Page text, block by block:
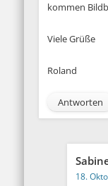
kommen
Viele Grüße
Roland
Antworten
18.